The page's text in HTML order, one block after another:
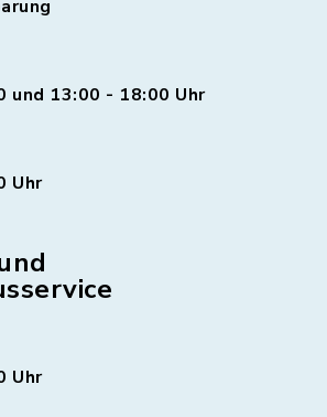
und 13:00 - 18:00 Uhr
Uhr
Uhr